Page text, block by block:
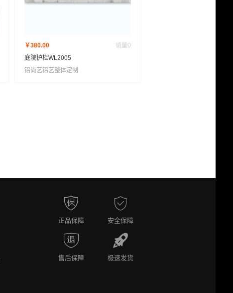
￥380.00 销量0
庭院护栏WL2005
铝尚艺铝艺整体定制
正品保障 安全保障
售后保障 极速发货